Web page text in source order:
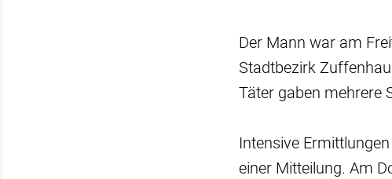
Der Mann war am
Stadtbezirk
Täter gaben mehrere
Intensive
einer Mitteilung. Am